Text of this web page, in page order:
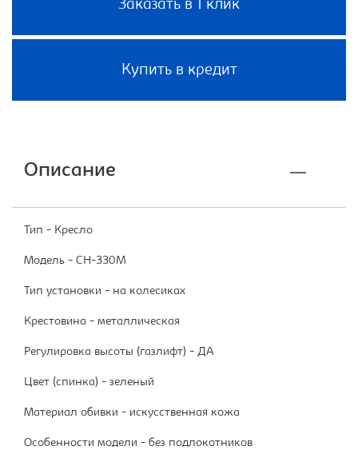
Заказать в 1 клик
Купить в кредит
Описание
Тип - Кресло
Модель - CH-330M
Тип установки - на колесиках
Крестовина - металлическая
Регулировка высоты (газлифт) - ДА
Цвет (спинка) - зеленый
Материал обивки - искусственная кожа
Особенности модели - без подлокотников